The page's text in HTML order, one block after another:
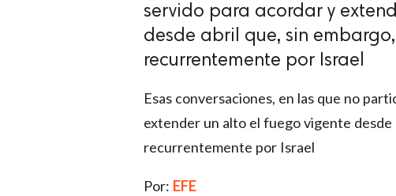
servido para acordar y
desde abril que, sin
recurrentemente por Israel
Esas conversaciones, en las que no
extender un alto el fuego vigente
recurrentemente por Israel
Por: EFE